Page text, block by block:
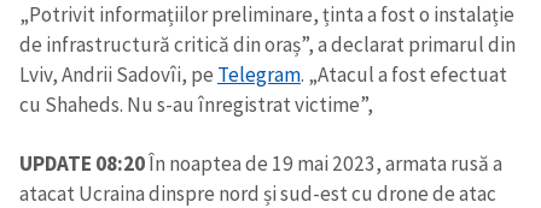
„Potrivit informațiilor preliminare, ținta a fost o instalație
de infrastructură critică din oraș”, a declarat primarul din
Lviv, Andrii Sadovîi, pe Telegram. „Atacul a fost efectuat
cu Shaheds. Nu s-au înregistrat victime”,
UPDATE 08:20În noaptea de 19 mai 2023, armata rusă a
atacat Ucraina dinspre nord și sud-est cu drone de atac